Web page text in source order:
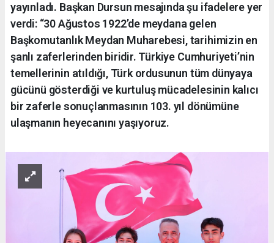
yayınladı. Başkan Dursun mesajında şu ifadelere yer
verdi: “30 Ağustos 1922’de meydana gelen
Başkomutanlık Meydan Muharebesi, tarihimizin en
şanlı zaferlerinden biridir. Türkiye Cumhuriyeti’nin
temellerinin atıldığı, Türk ordusunun tüm dünyaya
gücünü gösterdiği ve kurtuluş mücadelesinin kalıcı
bir zaferle sonuçlanmasının 103. yıl dönümüne
ulaşmanın heyecanını yaşıyoruz.